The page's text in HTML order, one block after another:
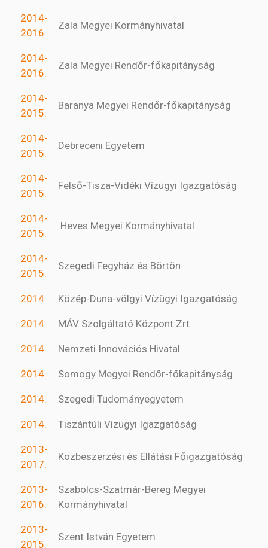
2014-
2016.
Zala Megyei Kormányhivatal
2014-
2016.
Zala Megyei Rendőr-főkapitányság
2014-
2015.
Baranya Megyei Rendőr-főkapitányság
2014-
2015.
Debreceni Egyetem
2014-
2015.
Felső-Tisza-Vidéki Vízügyi Igazgatóság
2014-
2015.
Heves Megyei Kormányhivatal
2014-
2015.
Szegedi Fegyház és Börtön
2014. Közép-Duna-völgyi Vízügyi Igazgatóság
2014. MÁV Szolgáltató Központ Zrt.
2014. Nemzeti Innovációs Hivatal
2014. Somogy Megyei Rendőr-főkapitányság
2014. Szegedi Tudományegyetem
2014. Tiszántúli Vízügyi Igazgatóság
2013-
2017.
Közbeszerzési és Ellátási Főigazgatóság
2013-
2016.
Szabolcs-Szatmár-Bereg Megyei
Kormányhivatal
2013-
2015.
Szent István Egyetem